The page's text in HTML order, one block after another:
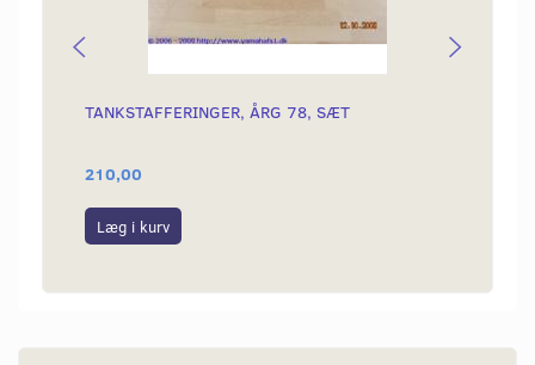
TANKSTAFFERINGER, ÅRG 78, SÆT
210,00
Læg i kurv